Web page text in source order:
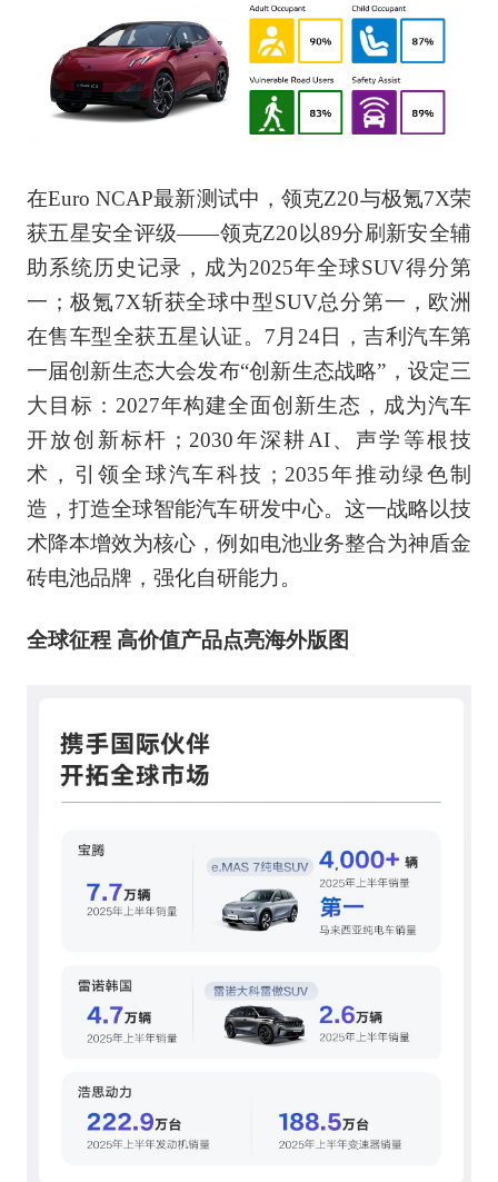
在Euro NCAP最新测试中，领克Z20与极氪7X荣
获五星安全评级——领克Z20以89分刷新安全辅
助系统历史记录，成为2025年全球SUV得分第
一；极氪7X斩获全球中型SUV总分第一，欧洲
在售车型全获五星认证。7月24日，吉利汽车第
一届创新生态大会发布“创新生态战略”，设定三
大目标：2027年构建全面创新生态，成为汽车
开放创新标杆；2030年深耕AI、声学等根技
术，引领全球汽车科技；2035年推动绿色制
造，打造全球智能汽车研发中心。这一战略以技
术降本增效为核心，例如电池业务整合为神盾金
砖电池品牌，强化自研能力。
全球征程 高价值产品点亮海外版图